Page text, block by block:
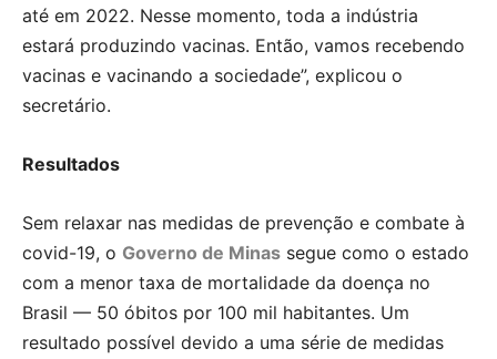
até em 2022. Nesse momento, toda a indústria
estará produzindo vacinas. Então, vamos recebendo
vacinas e vacinando a sociedade”, explicou o
secretário.
Resultados
Sem relaxar nas medidas de prevenção e combate à
covid-19, o Governo de Minas segue como o estado
com a menor taxa de mortalidade da doença no
Brasil — 50 óbitos por 100 mil habitantes. Um
resultado possível devido a uma série de medidas